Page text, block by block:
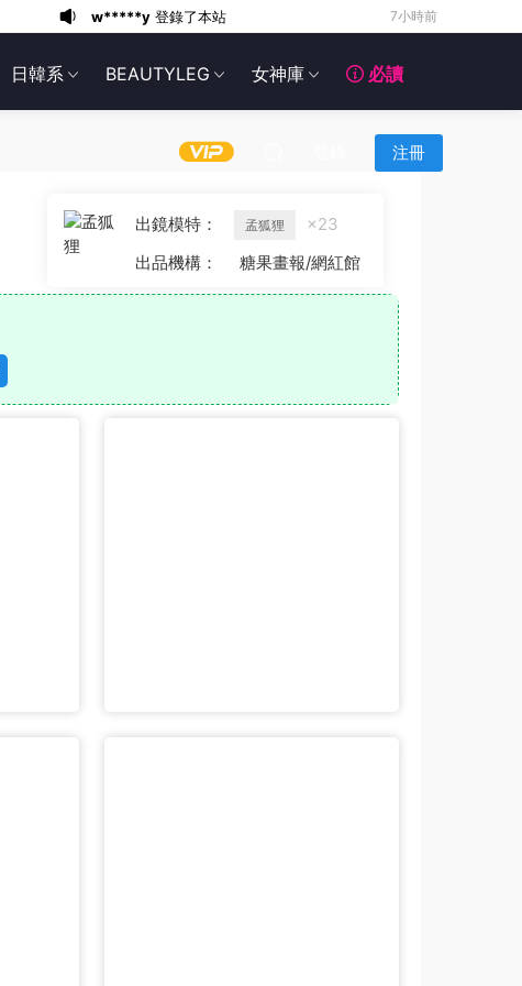
日韓系 BEAUTYLEG 女神庫 必讀
注冊
w*****y 登錄了本站 7小時前
w**d登錄了本站 11小時前
b**f加入了本站 18小時前
登錄了本站 20小時前
g******* 登錄了本站
25分鍾前
出鏡模特： 孟狐狸
×23
出品機構：
糖果畫報/網紅館